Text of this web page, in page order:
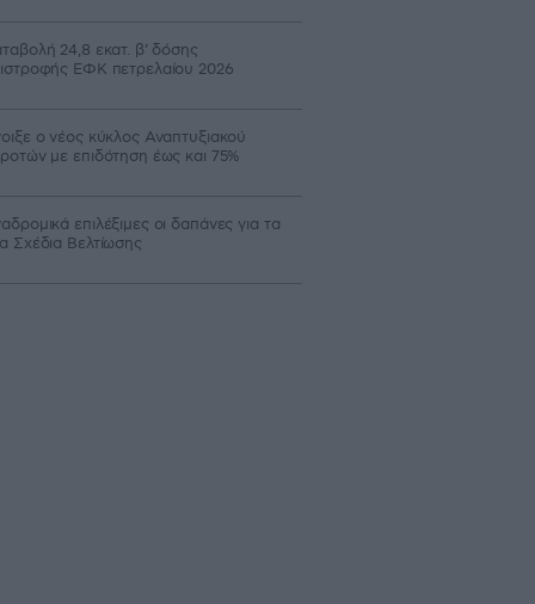
24,8 εκατ. β’ δόσης
ΕΦΚ πετρελαίου 2026
ο νέος κύκλος Αναπτυξιακού
με επιδότηση έως και 75%
επιλέξιμες οι δαπάνες για τα
Σχέδια Βελτίωσης